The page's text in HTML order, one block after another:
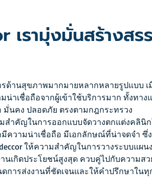
ขั้นตอนขออนุญาตเปิดคลินิก
เรามุ่งมั่นสร้างส
ด้านสุขภาพมากมายหลากหลายรูปแบบ เ
น่าเชื่อถือจากผู้เข้าใช้บริการมาก ทั้งทา
นคง ปลอดภัย ตรงตามกฎกระทรวง
มสำคัญในการออกแบบจัดวางตกแต่งคลิ
ความน่าเชื่อถือ มีเอกลักษณ์ที่น่าจดจำ ซึ่
ให้ความสำคัญในการวางระบบแผ
นเกิดประโยชน์สูงสุด ควบคู่ไปกับความส
การส่งงานที่ชัดเจนและให้คำปรึกษาใน